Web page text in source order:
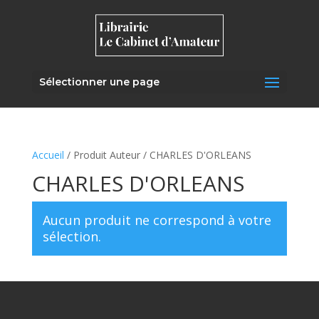
Sélectionner une page
Accueil / Produit Auteur / CHARLES D'ORLEANS
CHARLES D'ORLEANS
Aucun produit ne correspond à votre
sélection.